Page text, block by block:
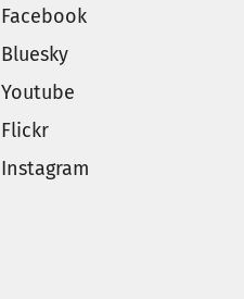
Facebook
Bluesky
Youtube
Flickr
Instagram